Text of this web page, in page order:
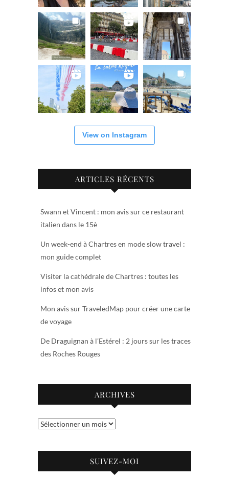
View on Instagram
ARTICLES RÉCENTS
Swann et Vincent : mon avis sur ce restaurant
italien dans le 15è
Un week-end à Chartres en mode slow travel :
mon guide complet
Visiter la cathédrale de Chartres : toutes les
infos et mon avis
Mon avis sur TraveledMap pour créer une carte
de voyage
De Draguignan à l’Estérel : 2 jours sur les traces
des Roches Rouges
ARCHIVES
Archives
SUIVEZ-MOI